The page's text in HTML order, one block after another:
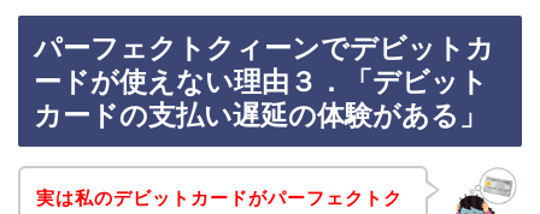
パーフェクトクィーンでデビットカ
ードが使えない理由３．「デビット
カードの支払い遅延の体験がある」
実は私のデビットカードがパーフェクトク